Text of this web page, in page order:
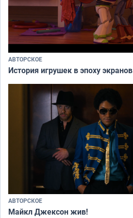
АВТОРСКОЕ
История игрушек в эпоху экранов
АВТОРСКОЕ
Майкл Джексон жив!